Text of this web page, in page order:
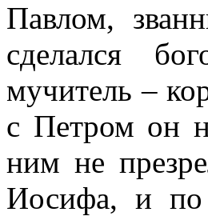
Павлом,
сделался
мучитель –
с Петром он
ним не
Иосифа, и по